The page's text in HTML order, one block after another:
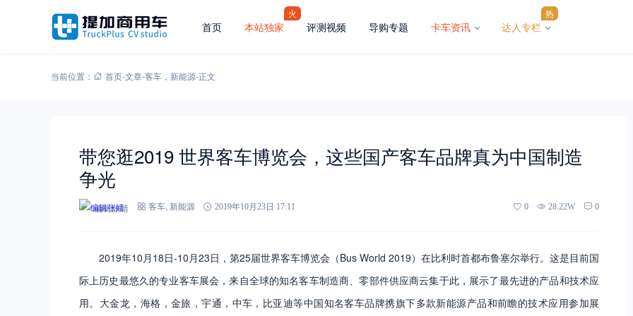
首页 本站独家
火
评测视频 导购专题 卡车资讯 达人专栏
热
当前位置： 首页-文章-客车 ， 新能源-正文
带您逛2019 世界客车博览会，这些国产客车品牌真为中国制造
争光
编辑张靖 客车 新能源 2019年10月23日 17:11 0 28.22W 0
2019年10月18日-10月23日，第25届世界客车博览会（Bus World 2019）在比利时首都布鲁塞尔举行。这是目前国
际上历史最悠久的专业客车展会，来自全球的知名客车制造商、零部件供应商云集于此，展示了最先进的产品和技术应
用。大金龙，海格，金旅，宇通，中车，比亚迪等中国知名客车品牌携旗下多款新能源产品和前瞻的技术应用参加展